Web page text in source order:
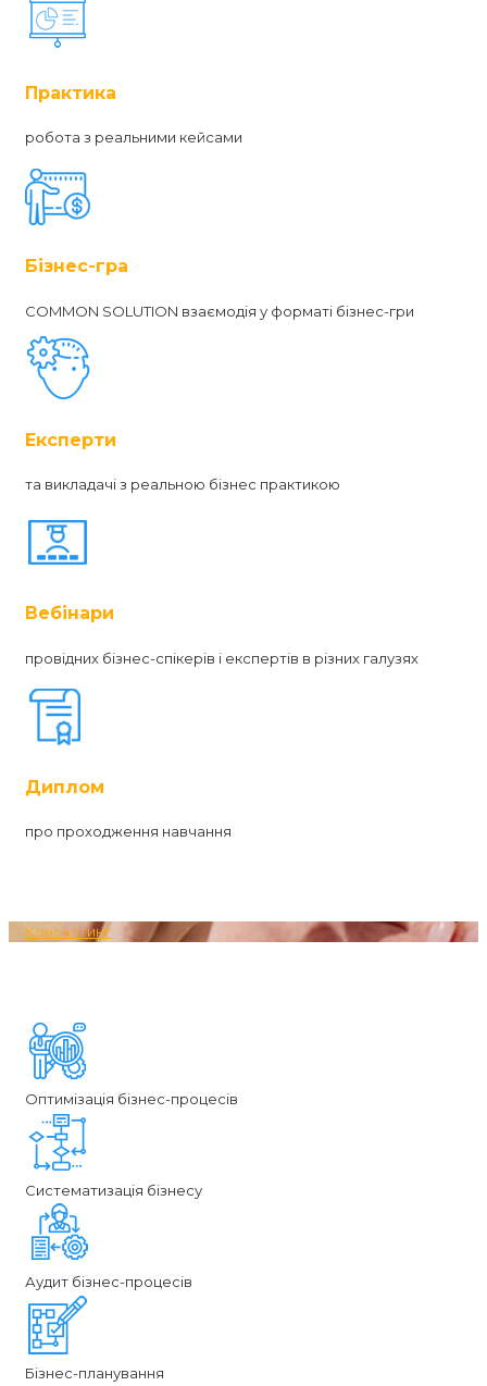
Практика
робота з реальними кейсами
Бізнес-гра
COMMON SOLUTION взаємодія у форматі бізнес-гри
Експерти
та викладачі з реальною бізнес практикою
Вебінари
провідних бізнес-спікерів і експертів в різних галузях
Диплом
про проходження навчання
Консалтинг
Оптимізація бізнес-процесів
Систематизація бізнесу
Аудит бізнес-процесів
Бізнес-планування